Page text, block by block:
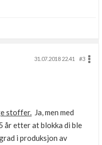
31.07.2018 22.41
#3
stoffer.
Ja, men med
år etter at blokka di ble
i produksjon av